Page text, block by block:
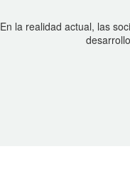
En la realidad actual, las